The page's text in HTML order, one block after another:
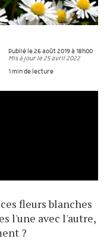
Publié le 26 août 2019 à 18h00
Mis à jour le 25 avril 2022
1 min de lecture
fleurs blanches
l'une avec l'autre,
?